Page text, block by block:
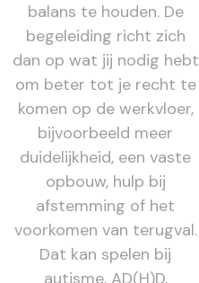
balans te houden. De
begeleiding richt zich
dan op wat jij nodig hebt
om beter tot je recht te
komen op de werkvloer,
bijvoorbeeld meer
duidelijkheid, een vaste
opbouw, hulp bij
afstemming of het
voorkomen van terugval.
Dat kan spelen bij
autisme, AD(H)D,